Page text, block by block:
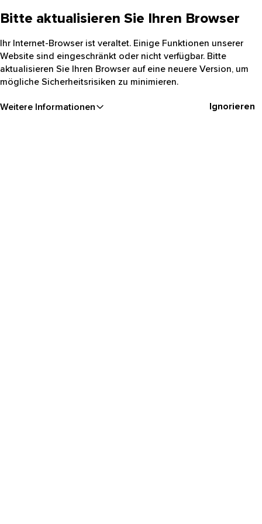
Bitte aktualisieren Sie Ihren Browser
Ihr Internet-Browser ist veraltet. Einige Funktionen unserer
Website sind eingeschränkt oder nicht verfügbar. Bitte
aktualisieren Sie Ihren Browser auf eine neuere Version, um
mögliche Sicherheitsrisiken zu minimieren.
Weitere Informationen Ignorieren